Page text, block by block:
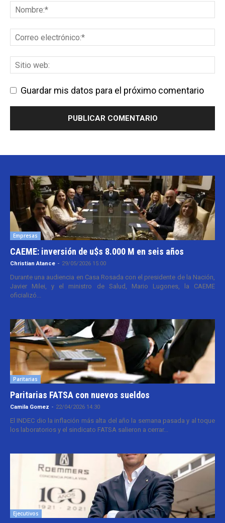
Guardar mis datos para el próximo comentario
Empresas
CAEME: inversión de u$s 8.000 M en seis años
Christian Atance - 29/05/2026 15:00
Durante una audiencia en Casa Rosada con el presidente de la Nación,
Javier Milei, y el ministro de Salud, Mario Lugones, la CAEME
oficializó...
Paritarias
Paritarias FATSA con nuevos sueldos
Camila Gomez - 22/04/2026 14:30
El INDEC dio la inflación más alta del año la semana pasada y al toque
los laboratorios y el sindicato FATSA salieron a cerrar...
Ejecutivos